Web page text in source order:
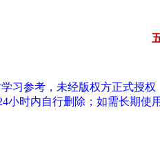
习参考，未经版权方正式授
小时内自行删除；如需长期使